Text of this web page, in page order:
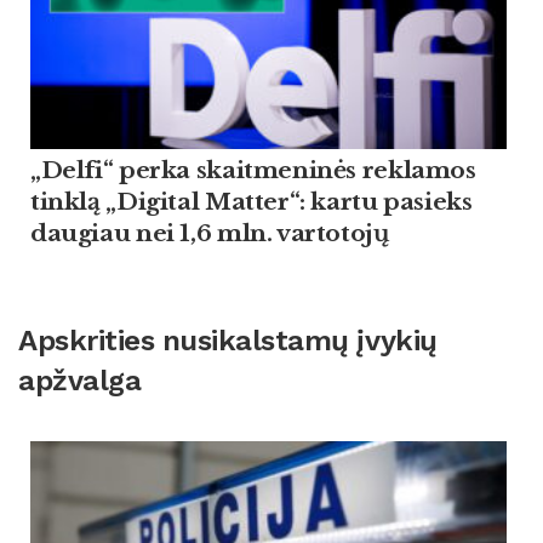
„Delfi“ perka skaitmeninės reklamos
tinklą „Digital Matter“: kartu pasieks
daugiau nei 1,6 mln. vartotojų
Apskrities nusikalstamų įvykių
apžvalga